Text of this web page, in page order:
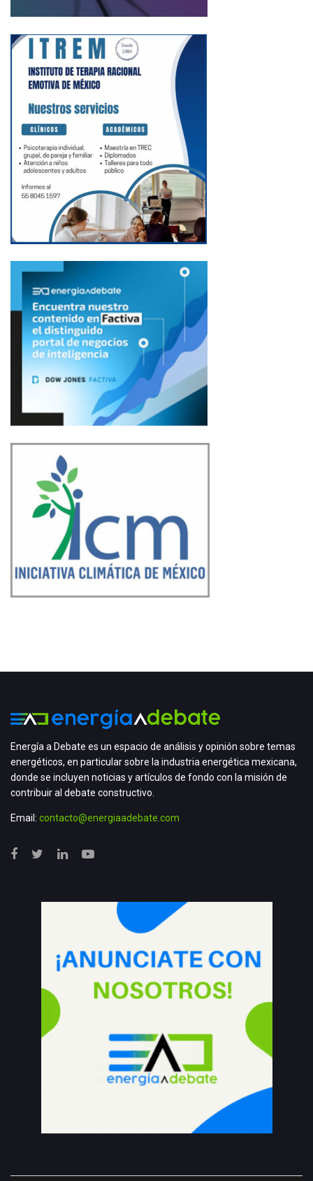
Energía a Debate es un espacio de análisis y opinión sobre temas
energéticos, en particular sobre la industria energética mexicana,
donde se incluyen noticias y artículos de fondo con la misión de
contribuir al debate constructivo.
Email: contacto@energiaadebate.com